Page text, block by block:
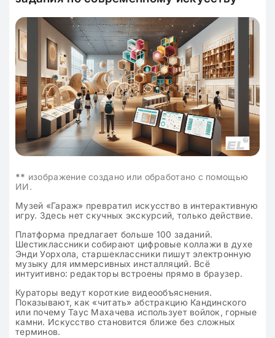
** изображение создано или обработано с помощью
ИИ.
Музей «Гараж» превратил искусство в интерактивную
игру. Здесь нет скучных экскурсий, только действие.
Платформа предлагает больше 100 заданий.
Шестиклассники собирают цифровые коллажи в духе
Энди Уорхола, старшеклассники пишут электронную
музыку для иммерсивных инсталляций. Всё
интуитивно: редакторы встроены прямо в браузер.
Кураторы ведут короткие видеообъяснения.
Показывают, как «читать» абстракцию Кандинского
или почему Таус Махачева использует войлок, горные
камни. Искусство становится ближе без сложных
терминов.